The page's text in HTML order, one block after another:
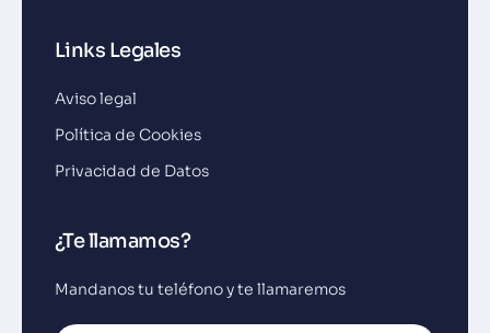
Links Legales
Aviso legal
Política de Cookies
Privacidad de Datos
¿Te llamamos?
Mandanos tu teléfono y te llamaremos